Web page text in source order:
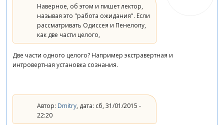
Наверное, об этом и пишет лектор,
называя это "работа ожидания". Если
рассматривать Одиссея и Пенелопу,
как две части целого,
Две части одного целого? Например экстравертная и
интровертная установка сознания.
Автор: Dmitry, дата: сб, 31/01/2015 -
22:20